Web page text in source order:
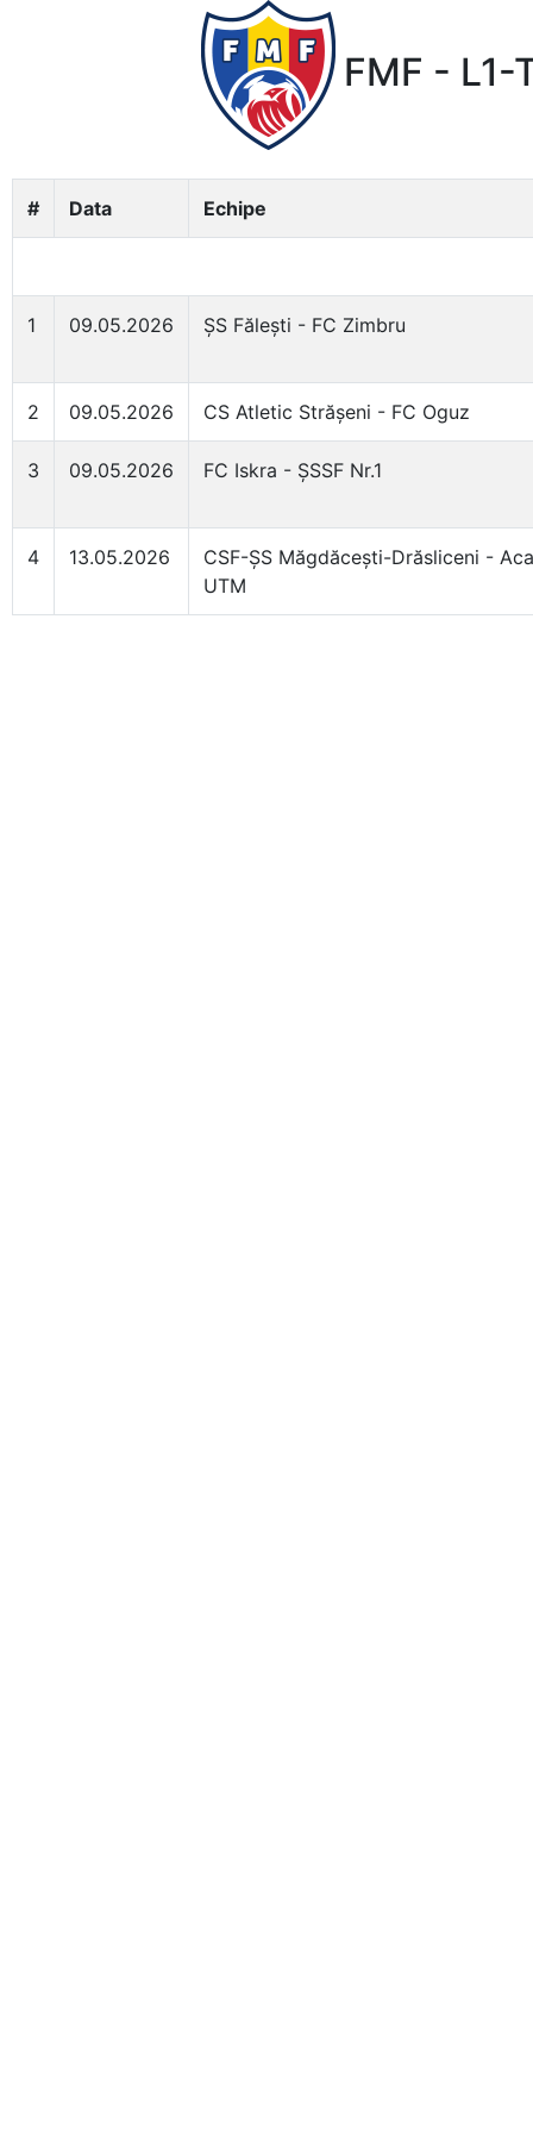
FMF - L1-
# Data Echipe
1 09.05.2026 ȘS Fălești - FC Zimbru
2 09.05.2026 CS Atletic Strășeni - FC Oguz
3 09.05.2026 FC Iskra - ȘSSF Nr.1
4 13.05.2026
CSF-ȘS Măgdăcești-Drăsliceni -
UTM